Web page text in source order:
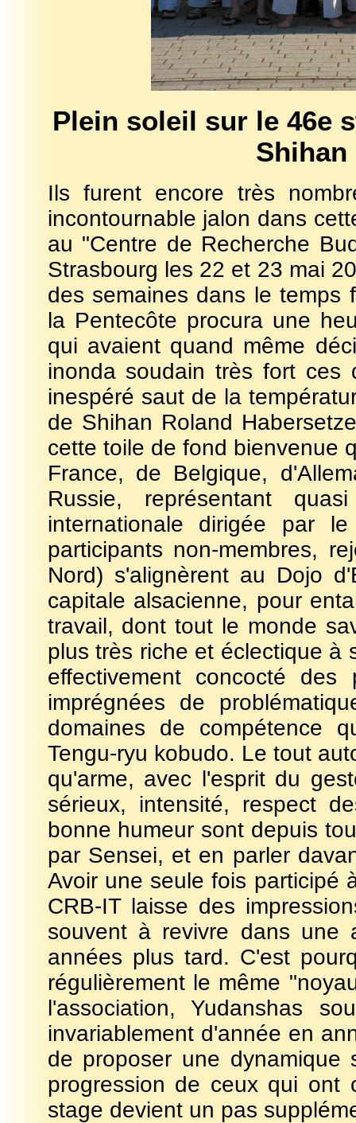
Plein soleil sur le 46e
Shihan
Ils furent encore très
incontournable jalon dans
au "Centre de Recherche
Strasbourg les 22 et 23 mai
des semaines dans le temps
la Pentecôte procura une
qui avaient quand même
inonda soudain très fort ces
inespéré saut de la
de Shihan Roland
cette toile de fond bienvenue
France, de Belgique,
Russie, représentant
internationale dirigée par
participants non-membres,
Nord) s'alignèrent au Dojo
capitale alsacienne, pour
travail, dont tout le monde
plus très riche et éclectique à
effectivement concocté
imprégnées de
domaines de compétence
Tengu-ryu kobudo. Le tout
qu'arme, avec l'esprit du
sérieux, intensité, respect
bonne humeur sont depuis
par Sensei, et en parler
Avoir une seule fois participé
CRB-IT laisse des
souvent à revivre dans une
années plus tard. C'est
régulièrement le même
l'association, Yudanshas
invariablement d'année en
de proposer une
progression de ceux qui ont
stage devient un pas